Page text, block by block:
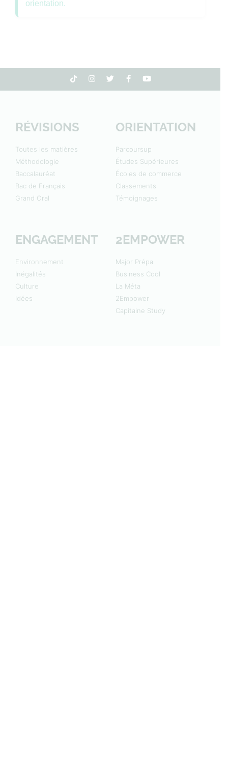
orientation.
RÉVISIONS
Toutes les matières
Méthodologie
Baccalauréat
Bac de Français
Grand Oral
ORIENTATION
Parcoursup
Études Supérieures
Écoles de commerce
Classements
Témoignages
ENGAGEMENT
Environnement
Inégalités
Culture
Idées
2EMPOWER
Major Prépa
Business Cool
La Méta
2Empower
Capitaine Study